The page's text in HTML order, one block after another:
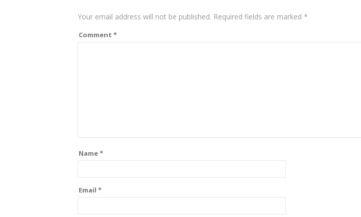
Your email address will not be published. Required fields are marked *
Comment *
Name*
Email *